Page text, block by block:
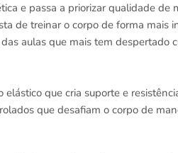
e passa a priorizar qualidade de
de treinar o corpo de forma mais
aulas que mais tem despertado
que cria suporte e
que desafiam o corpo de